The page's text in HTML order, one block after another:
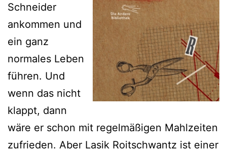
Schneider
ankommen und
ein ganz
normales Leben
führen. Und
wenn das nicht
klappt, dann
wäre er schon mit regelmäßigen Mahlzeiten
zufrieden. Aber Lasik Roitschwantz ist einer